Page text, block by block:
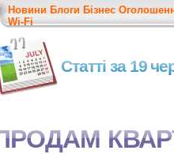
Новини Блоги Бізнес
Wi-Fi
Статті за 19